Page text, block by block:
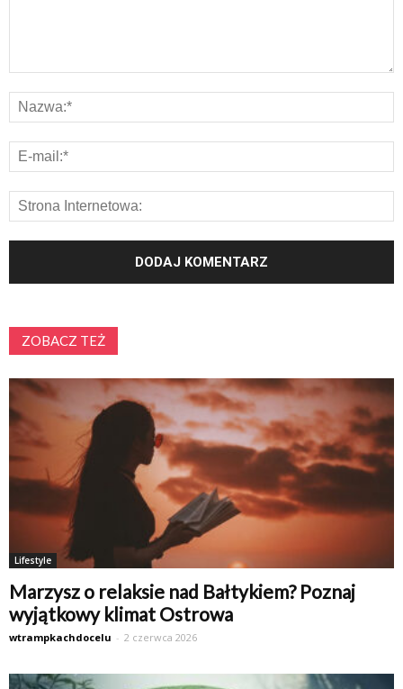
ZOBACZ TEŻ
Lifestyle
Marzysz o relaksie nad Bałtykiem? Poznaj
wyjątkowy klimat Ostrowa
wtrampkachdocelu - 2 czerwca 2026